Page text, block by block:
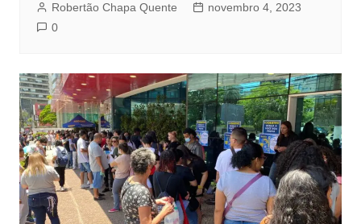
Robertão Chapa Quente
novembro 4, 2023
0